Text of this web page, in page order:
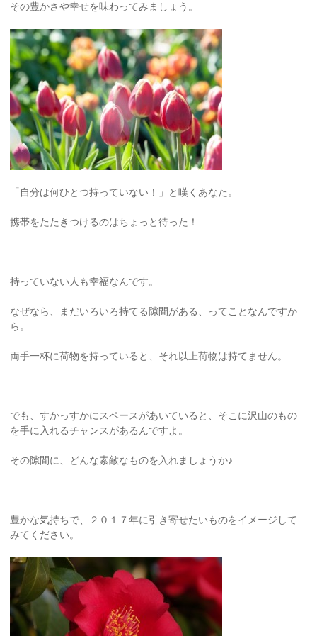
その豊かさや幸せを味わってみましょう。
「自分は何ひとつ持っていない！」と嘆くあなた。
携帯をたたきつけるのはちょっと待った！
持っていない人も幸福なんです。
なぜなら、まだいろいろ持てる隙間がある、ってことなんですか
ら。
両手一杯に荷物を持っていると、それ以上荷物は持てません。
でも、すかっすかにスペースがあいていると、そこに沢山のもの
を手に入れるチャンスがあるんですよ。
その隙間に、どんな素敵なものを入れましょうか♪
豊かな気持ちで、２０１７年に引き寄せたいものをイメージして
みてください。